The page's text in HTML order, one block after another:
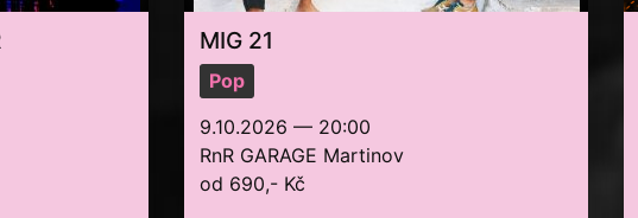
MIG 21
Pop
9.10.2026 — 20:00
RnR GARAGE Martinov
od 690,- Kč